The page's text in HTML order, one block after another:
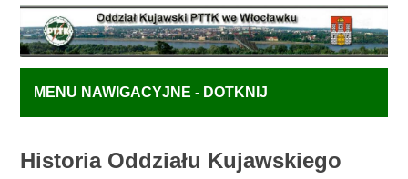
MENU NAWIGACYJNE - DOTKNIJ
Historia Oddziału Kujawskiego